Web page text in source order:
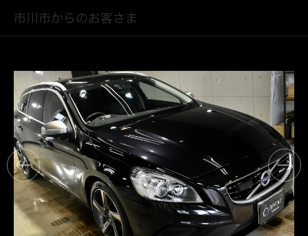
市川市からのお客さま